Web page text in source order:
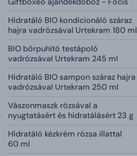
Hidratáló BIO kondicionáló száraz
hajra vadrózsával Urtekram 180 ml
BIO bőrpuhító testápoló
vadrózsával Urtekram 245 ml
Hidratáló BIO sampon száraz hajra
vadrózsával Urtekram 250 ml
Vászonmaszk rózsával a
nyugtatásért és hidratálásért 23 g
Hidratáló kézkrém rózsa illattal
60 ml